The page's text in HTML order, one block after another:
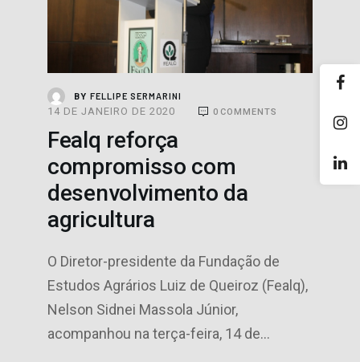
BY FELLIPE SERMARINI
14 DE JANEIRO DE 2020 0 COMMENTS
Fealq reforça
compromisso com
desenvolvimento da
agricultura
O Diretor-presidente da Fundação de
Estudos Agrários Luiz de Queiroz (Fealq),
Nelson Sidnei Massola Júnior,
acompanhou na terça-feira, 14 de…